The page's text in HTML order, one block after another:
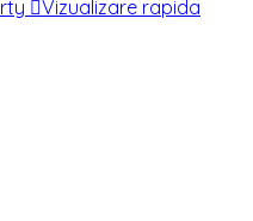
Vizualizare rapida